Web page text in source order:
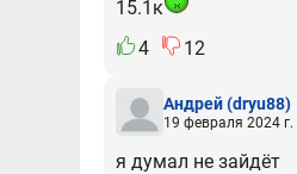
15.1к
4
12
Андрей(dryu88)
19 февраля 2024 г.
я думал не зайдёт